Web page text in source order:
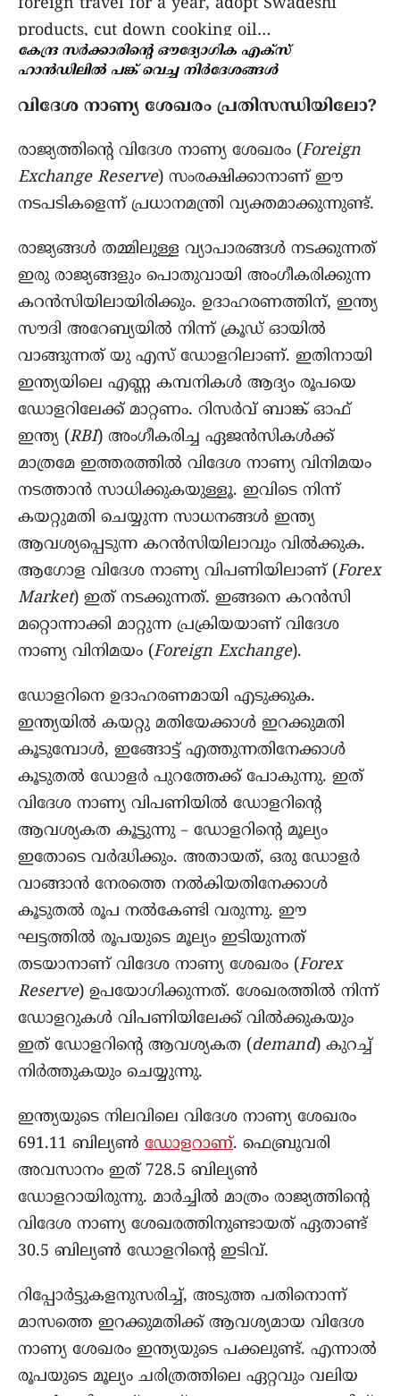
products, cut down cooking oil…
pic.twitter.com/jhDGYTarH6
— MyGovIndia (@mygovindia) May 10, 2026
കേന്ദ്ര സർക്കാരിന്റെ ഔദ്യോഗിക എക്സ്
ഹാൻഡിലിൽ പങ്ക് വെച്ച നിർദേശങ്ങൾ
വിദേശ നാണ്യ ശേഖരം പ്രതിസന്ധിയിലോ?
രാജ്യത്തിന്റെ വിദേശ നാണ്യ ശേഖരം (Foreign
Exchange Reserve) സംരക്ഷിക്കാനാണ് ഈ
നടപടികളെന്ന് പ്രധാനമന്ത്രി വ്യക്തമാക്കുന്നുണ്ട്.
രാജ്യങ്ങൾ തമ്മിലുള്ള വ്യാപാരങ്ങൾ നടക്കുന്നത്
ഇരു രാജ്യങ്ങളും പൊതുവായി അംഗീകരിക്കുന്ന
കറൻസിയിലായിരിക്കും. ഉദാഹരണത്തിന്, ഇന്ത്യ
സൗദി അറേബ്യയിൽ നിന്ന് ക്രൂഡ് ഓയിൽ
വാങ്ങുന്നത് യു എസ് ഡോളറിലാണ്. ഇതിനായി
ഇന്ത്യയിലെ എണ്ണ കമ്പനികൾ ആദ്യം രൂപയെ
ഡോളറിലേക്ക് മാറ്റണം. റിസർവ് ബാങ്ക് ഓഫ്
ഇന്ത്യ (RBI) അംഗീകരിച്ച ഏജൻസികൾക്ക്
മാത്രമേ ഇത്തരത്തിൽ വിദേശ നാണ്യ വിനിമയം
നടത്താൻ സാധിക്കുകയുള്ളൂ. ഇവിടെ നിന്ന്
കയറ്റുമതി ചെയ്യുന്ന സാധനങ്ങൾ ഇന്ത്യ
ആവശ്യപ്പെടുന്ന കറൻസിയിലാവും വിൽക്കുക.
ആഗോള വിദേശ നാണ്യ വിപണിയിലാണ് (Forex
Market) ഇത് നടക്കുന്നത്. ഇങ്ങനെ കറൻസി
മറ്റൊന്നാക്കി മാറ്റുന്ന പ്രക്രിയയാണ് വിദേശ
നാണ്യ വിനിമയം (Foreign Exchange).
ഡോളറിനെ ഉദാഹരണമായി എടുക്കുക.
ഇന്ത്യയിൽ കയറ്റു മതിയേക്കാൾ ഇറക്കുമതി
കൂടുമ്പോൾ, ഇങ്ങോട്ട് എത്തുന്നതിനേക്കാൾ
കൂടുതൽ ഡോളർ പുറത്തേക്ക് പോകുന്നു. ഇത്
വിദേശ നാണ്യ വിപണിയിൽ ഡോളറിന്റെ
ആവശ്യകത കൂട്ടുന്നു – ഡോളറിന്റെ മൂല്യം
ഇതോടെ വർദ്ധിക്കും. അതായത്, ഒരു ഡോളർ
വാങ്ങാൻ നേരത്തെ നൽകിയതിനേക്കാൾ
കൂടുതൽ രൂപ നൽകേണ്ടി വരുന്നു. ഈ
ഘട്ടത്തിൽ രൂപയുടെ മൂല്യം ഇടിയുന്നത്
തടയാനാണ് വിദേശ നാണ്യ ശേഖരം (Forex
Reserve) ഉപയോഗിക്കുന്നത്. ശേഖരത്തിൽ നിന്ന്
ഡോളറുകൾ വിപണിയിലേക്ക് വിൽക്കുകയും
ഇത് ഡോളറിന്റെ ആവശ്യകത (demand) കുറച്ച്
നിർത്തുകയും ചെയ്യുന്നു.
ഇന്ത്യയുടെ നിലവിലെ വിദേശ നാണ്യ ശേഖരം
691.11 ബില്യൺ ഡോളറാണ്. ഫെബ്രുവരി
അവസാനം ഇത് 728.5 ബില്യൺ
ഡോളറായിരുന്നു. മാർച്ചിൽ മാത്രം രാജ്യത്തിന്റെ
വിദേശ നാണ്യ ശേഖരത്തിനുണ്ടായത് ഏതാണ്ട്
30.5 ബില്യൺ ഡോളറിന്റെ ഇടിവ്.
റിപ്പോർട്ടുകളനുസരിച്ച്, അടുത്ത പതിനൊന്ന്
മാസത്തെ ഇറക്കുമതിക്ക് ആവശ്യമായ വിദേശ
നാണ്യ ശേഖരം ഇന്ത്യയുടെ പക്കലുണ്ട്. എന്നാൽ
രൂപയുടെ മൂല്യം ചരിത്രത്തിലെ ഏറ്റവും വലിയ